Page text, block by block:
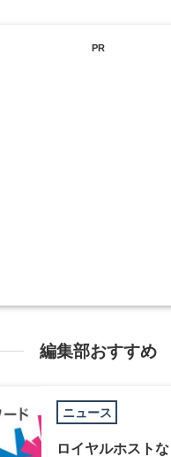
PR
編集部おすすめ
ニュース
ロイヤルホスト